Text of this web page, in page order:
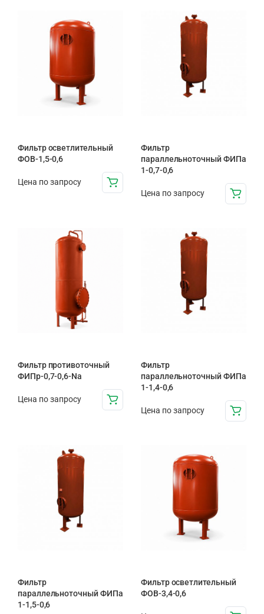
Фильтр осветлительный
ФОВ-1,5-0,6
Цена по запросу
Фильтр
параллельноточный ФИПа
1-0,7-0,6
Цена по запросу
Фильтр противоточный
ФИПр-0,7-0,6-Na
Цена по запросу
Фильтр
параллельноточный ФИПа
1-1,4-0,6
Цена по запросу
Фильтр
параллельноточный ФИПа
1-1,5-0,6
Фильтр осветлительный
ФОВ-3,4-0,6